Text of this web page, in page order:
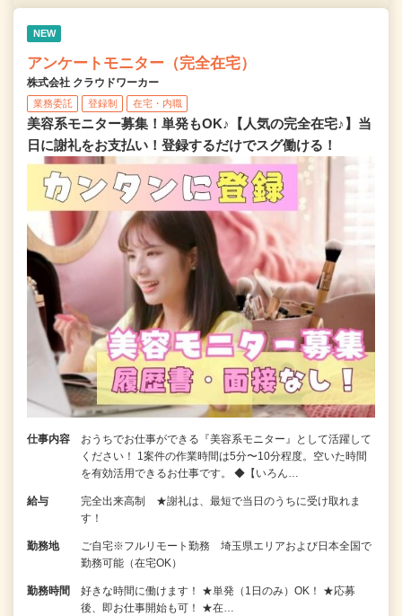
NEW
アンケートモニター（完全在宅）
株式会社 クラウドワーカー
業務委託 登録制 在宅・内職
美容系モニター募集！単発もOK♪【人気の完全在宅♪】当
日に謝礼をお支払い！登録するだけでスグ働ける！
仕事内容
おうちでお仕事ができる『美容系モニター』として活躍して
ください！ 1案件の作業時間は5分〜10分程度。空いた時間
を有効活用できるお仕事です。 ◆【いろん…
給与
完全出来高制 ★謝礼は、最短で当日のうちに受け取れま
す！
勤務地
ご自宅※フルリモート勤務 埼玉県エリアおよび日本全国で
勤務可能（在宅OK）
勤務時間
好きな時間に働けます！ ★単発（1日のみ）OK！ ★応募
後、即お仕事開始も可！ ★在…